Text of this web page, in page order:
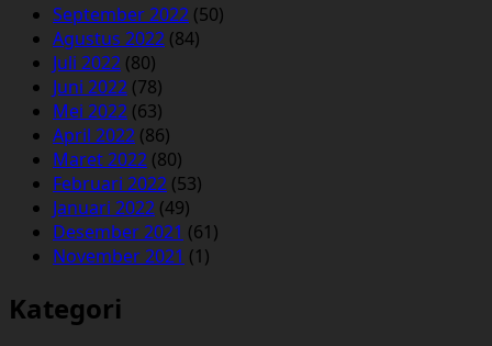
September 2022 (50)
Agustus 2022 (84)
Juli 2022 (80)
Juni 2022 (78)
Mei 2022 (63)
April 2022 (86)
Maret 2022 (80)
Februari 2022 (53)
Januari 2022 (49)
Desember 2021 (61)
November 2021 (1)
Kategori